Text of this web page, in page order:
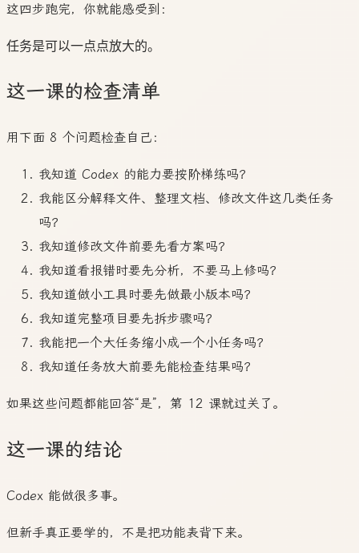
这四步跑完，你就能感受到：
这一课的检查清单
用下面 8 个问题检查自己：
我知道 Codex 的能力要按阶梯练吗？
我能区分解释文件、整理文档、修改文件这几类任务
吗？
我知道修改文件前要先看方案吗？
我知道看报错时要先分析，不要马上修吗？
我知道做小工具时要先做最小版本吗？
我知道完整项目要先拆步骤吗？
我能把一个大任务缩小成一个小任务吗？
我知道任务放大前要先能检查结果吗？
如果这些问题都能回答“是”，第 12 课就过关了。
这一课的结论
Codex 能做很多事。
但新手真正要学的，不是把功能表背下来。